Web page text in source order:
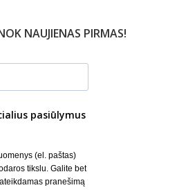
NAUJIENAS PIRMAS!
pasiūlymus
(el. paštas)
tikslu. Galite bet
pranešimą